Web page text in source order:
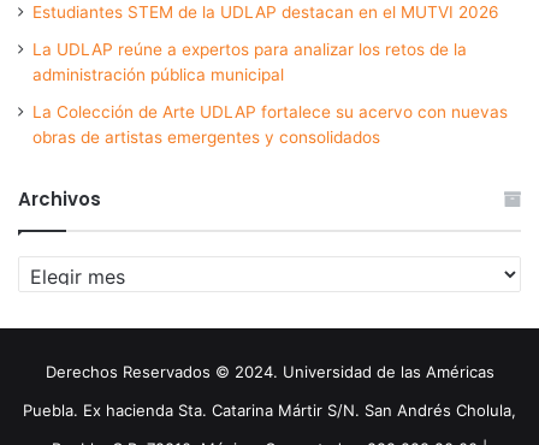
Estudiantes STEM de la UDLAP destacan en el MUTVI 2026
La UDLAP reúne a expertos para analizar los retos de la
administración pública municipal
La Colección de Arte UDLAP fortalece su acervo con nuevas
obras de artistas emergentes y consolidados
Archivos
Archivos
Derechos Reservados © 2024. Universidad de las Américas
Puebla. Ex hacienda Sta. Catarina Mártir S/N. San Andrés Cholula,